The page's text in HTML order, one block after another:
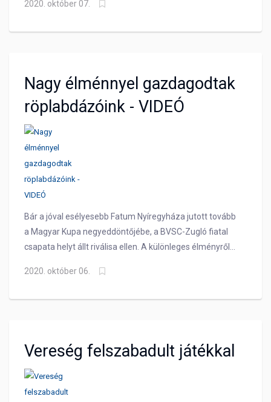
alelnök.
2020. október 07.
Nagy élménnyel gazdagodtak
röplabdázóink - VIDEÓ
Bár a jóval esélyesebb Fatum Nyíregyháza jutott tovább
a Magyar Kupa negyeddöntőjébe, a BVSC-Zugló fiatal
csapata helyt állt riválisa ellen. A különleges élményről
csapatkapitányunkat, Nyuka Noémit.
2020. október 06.
Vereség felszabadult játékkal